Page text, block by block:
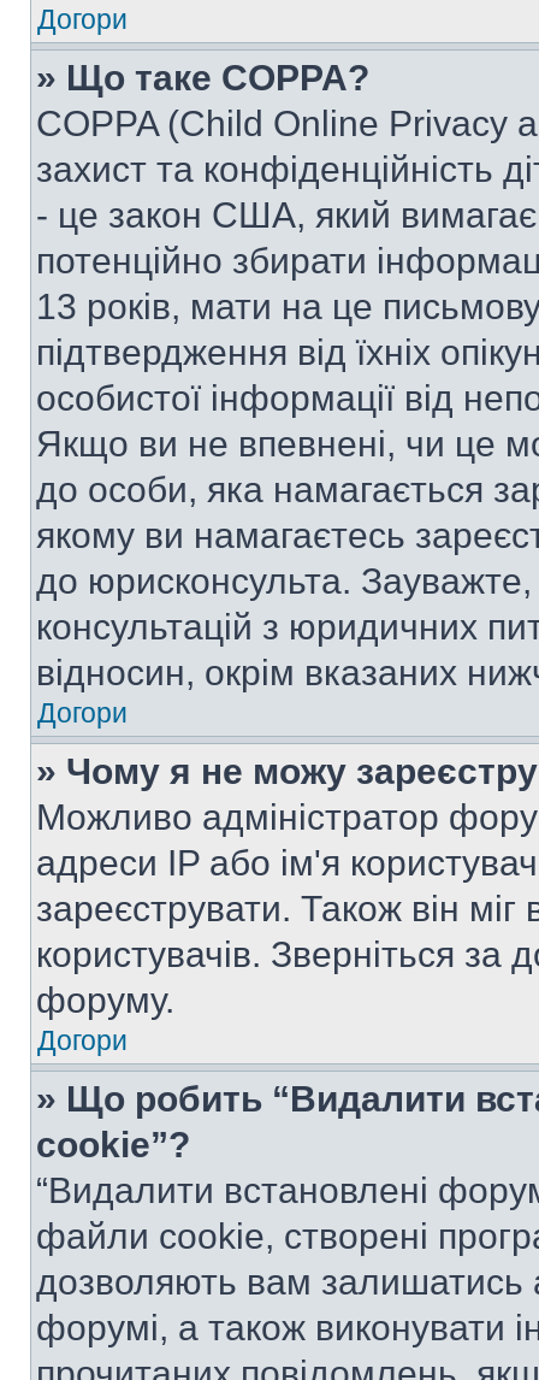
Догори
» Що таке COPPA?
COPPA (Child Online Privacy
захист та конфіденційність
- це закон США, який вимагає
потенційно збирати
13 років, мати на це письмову
підтвердження від їхніх
особистої інформації від
Якщо ви не впевнені, чи це
до особи, яка намагається
якому ви намагаєтесь
до юрисконсульта.
консультацій з юридичних
відносин, окрім вказаних
Догори
» Чому я не можу
Можливо адміністратор
адреси IP або ім'я
зареєструвати. Також він
користувачів. Зверніться за
форуму.
Догори
» Що робить “Видалити
cookie”?
“Видалити встановлені
файли cookie, створені
дозволяють вам залишатись
форумі, а також виконувати